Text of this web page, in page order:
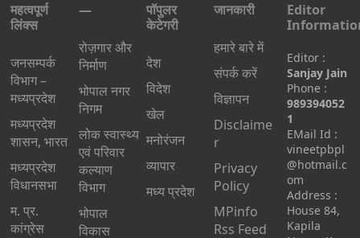
महत्वपूर्ण
लिंक्स
जनसम्पर्क
विभाग –
मध्यप्रदेश
मध्यप्रदेश
शासन, भारत
मध्‍यप्रदेश
विधानसभा
म. प्र.
कांग्रेस
—
रोज़गार और
निर्माण
भोपाल नगर
निगम
लोक स्वास्थ्य
एवं परिवार
कल्याण
विभाग
भोपाल
विकास
पॉपुलर
केटेगरी
देश
विदेश
खेल
मनोरंजन
व्यापार
मध्य प्रदेश
जानकारी
हमारे बारे में
संपर्क करें
विज्ञापन
Disclaime
r
Privacy
Policy
MPinfo
Rss Feed
Editor
Editor :
Sanjay Jain
Phone :
989394052
1
EMail Id :
vineetpbpl
@hotmail.c
om
Address :
House 84,
Kapila